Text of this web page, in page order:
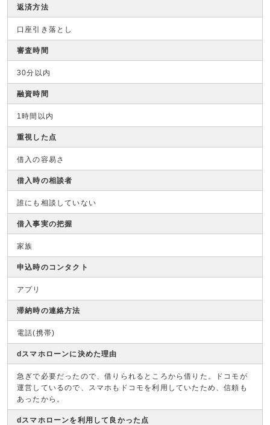
返済方法
口座引き落とし
審査時間
30分以内
融資時間
1時間以内
重視した点
借入の容易さ
借入時の相談者
誰にも相談していない
借入事実の把握
家族
申込時のコンタクト
アプリ
滞納時の連絡方法
電話(携帯)
dスマホローンに決めた理由
急ぎで必要だったので、借りられるところから借りた。ドコモが
運営しているので、スマホもドコモを利用していたため、信頼も
あったから。
dスマホローンを利用して良かった点